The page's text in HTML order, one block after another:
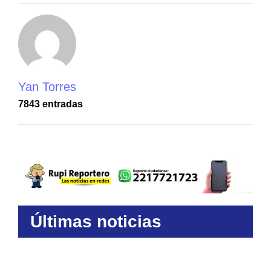
Yan Torres
7843 entradas
Últimas noticias